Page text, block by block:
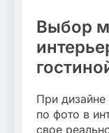
Выбор
При дизайне
по фото в
свое